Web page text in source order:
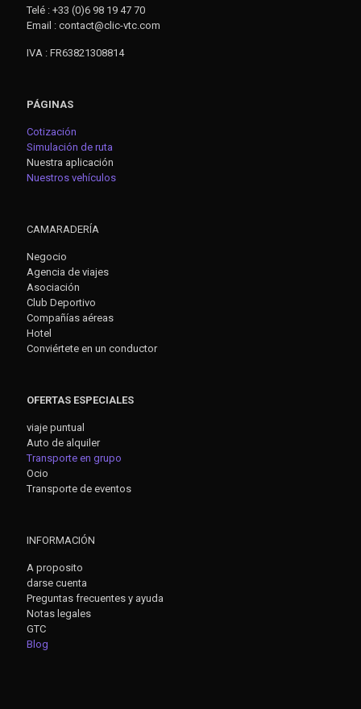
Telé : +33 (0)6 98 19 47 70
Email : contact@clic-vtc.com
IVA : FR63821308814
PÁGINAS
Cotización
Simulación de ruta
Nuestra aplicación
Nuestros vehículos
CAMARADERÍA
Negocio
Agencia de viajes
Asociación
Club Deportivo
Compañías aéreas
Hotel
Conviértete en un conductor
OFERTAS ESPECIALES
viaje puntual
Auto de alquiler
Transporte en grupo
Ocio
Transporte de eventos
INFORMACIÓN
A proposito
darse cuenta
Preguntas frecuentes y ayuda
Notas legales
GTC
Blog